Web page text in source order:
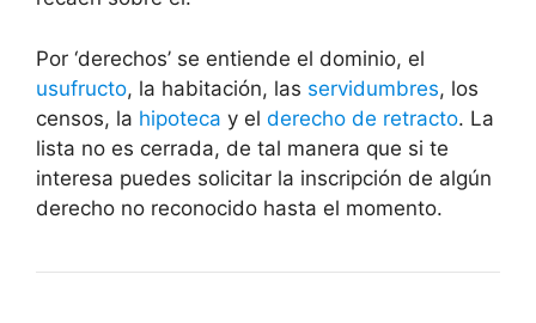
Por ‘derechos’ se entiende el dominio, el
usufructo, la habitación, las servidumbres, los
censos, la hipoteca y el derecho de retracto. La
lista no es cerrada, de tal manera que si te
interesa puedes solicitar la inscripción de algún
derecho no reconocido hasta el momento.